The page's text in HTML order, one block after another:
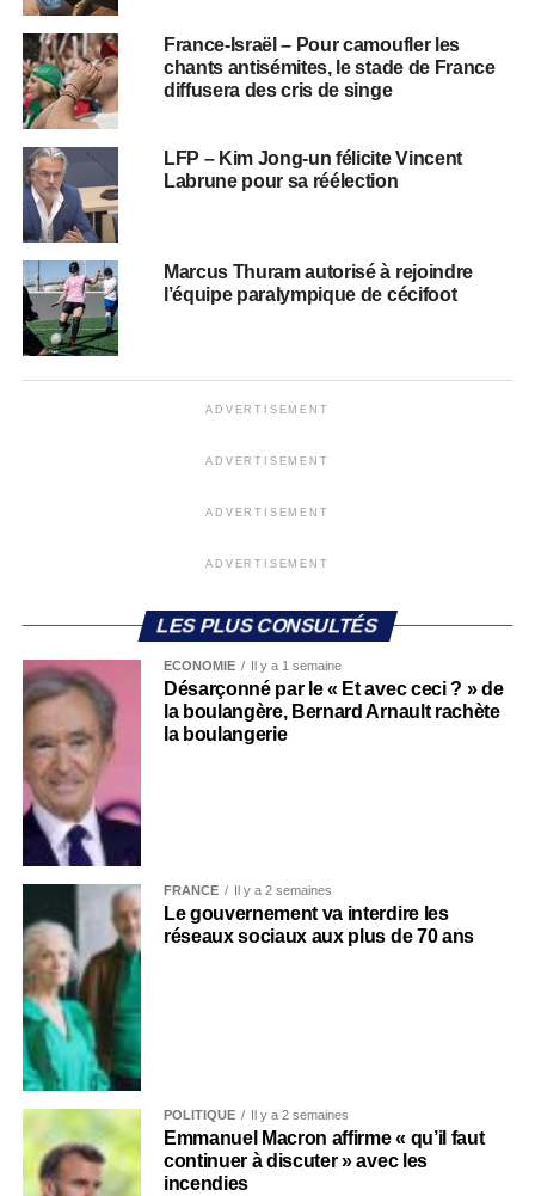
France-Israël – Pour camoufler les
chants antisémites, le stade de France
diffusera des cris de singe
LFP – Kim Jong-un félicite Vincent
Labrune pour sa réélection
Marcus Thuram autorisé à rejoindre
l’équipe paralympique de cécifoot
ADVERTISEMENT
ADVERTISEMENT
ADVERTISEMENT
ADVERTISEMENT
LES PLUS CONSULTÉS
ECONOMIE Il y a 1 semaine
Désarçonné par le « Et avec ceci ? » de
la boulangère, Bernard Arnault rachète
la boulangerie
FRANCE Il y a 2 semaines
Le gouvernement va interdire les
réseaux sociaux aux plus de 70 ans
POLITIQUE Il y a 2 semaines
Emmanuel Macron affirme « qu’il faut
continuer à discuter » avec les
incendies